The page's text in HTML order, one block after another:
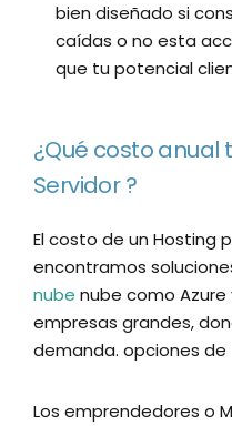
bien diseñado si
caídas o no esta
que tu potencial
¿Qué costo anual
Servidor ?
El costo de un Hosting
encontramos
nube nube como
empresas grandes,
demanda. opciones de
Los emprendedores o